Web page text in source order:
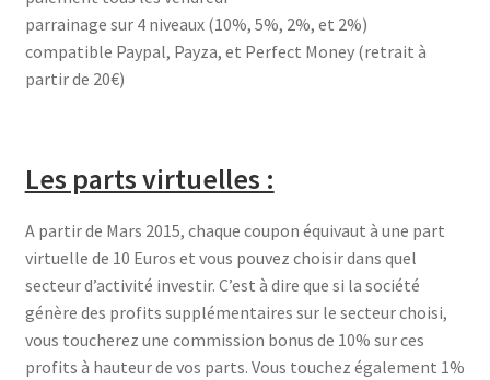
parrainage sur 4 niveaux (10%, 5%, 2%, et 2%)
compatible Paypal, Payza, et Perfect Money (retrait à
partir de 20€)
Les parts virtuelles :
A partir de Mars 2015, chaque coupon équivaut à une part
virtuelle de 10 Euros et vous pouvez choisir dans quel
secteur d’activité investir. C’est à dire que si la société
génère des profits supplémentaires sur le secteur choisi,
vous toucherez une commission bonus de 10% sur ces
profits à hauteur de vos parts. Vous touchez également 1%